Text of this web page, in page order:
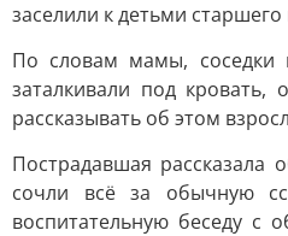
заселили к детьми старшего
По словам мамы, соседки
заталкивали под кровать,
рассказывать об этом
Пострадавшая
сочли всё за обычную
воспитательную беседу с